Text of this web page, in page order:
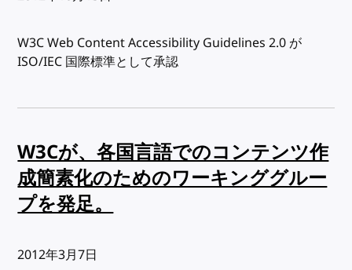
W3C Web Content Accessibility Guidelines 2.0 が
ISO/IEC 国際標準として承認
W3Cが、各国言語でのコンテンツ作
成簡素化のためのワーキンググルー
プを発足。
出版日:
2012年3月7日